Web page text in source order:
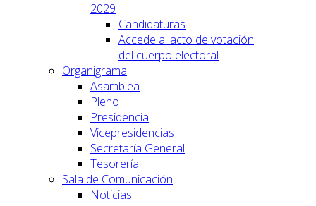
2029
Candidaturas
Accede al acto de votación
del cuerpo electoral
Organigrama
Asamblea
Pleno
Presidencia
Vicepresidencias
Secretaría General
Tesorería
Sala de Comunicación
Noticias